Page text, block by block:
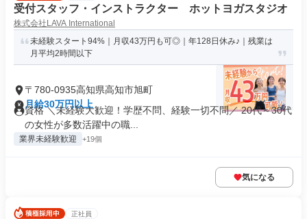
受付スタッフ・インストラクター ホットヨガスタジオ
株式会社LAVA International
未経験スタート94%｜月収43万円も可◎｜年128日休み♪｜残業は
月平均2時間以下
〒780-0935高知県高知市旭町
月給30万円以上
資格 ＼未経験大歓迎！学歴不問、経験一切不問／ 20代～30代
の女性が多数活躍中の職...
業界未経験歓迎 +19個
気になる
正社員